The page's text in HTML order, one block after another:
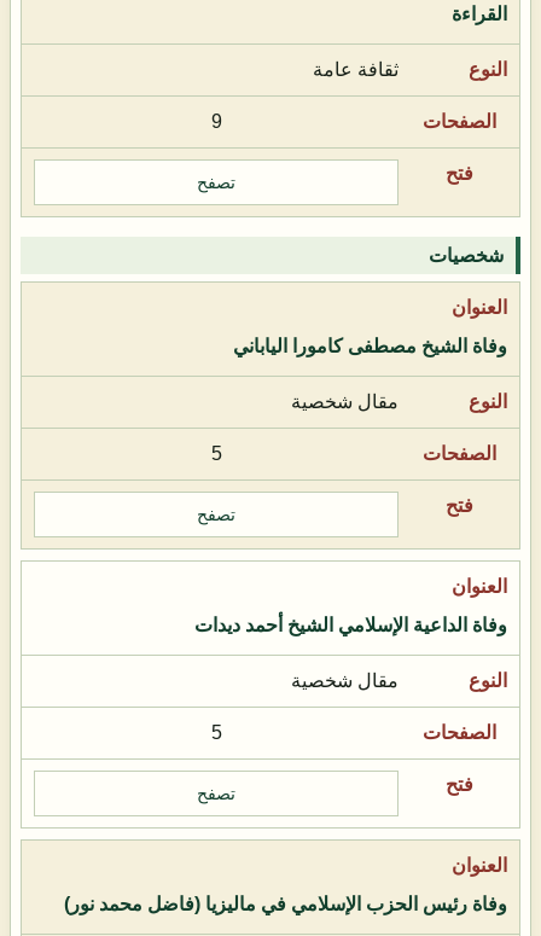
القراءة
ثقافة عامة
9
تصفح
شخصيات
وفاة الشيخ مصطفى كامورا الياباني
مقال شخصية
5
تصفح
وفاة الداعية الإسلامي الشيخ أحمد ديدات
مقال شخصية
5
تصفح
وفاة رئيس الحزب الإسلامي في ماليزيا (فاضل محمد نور)